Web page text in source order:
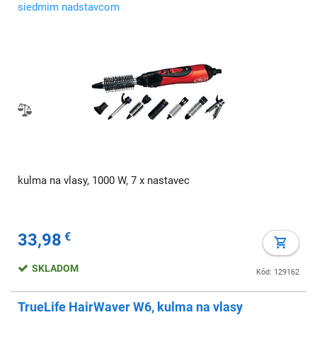
siedmim nadstavcom
kulma na vlasy, 1000 W, 7 x nastavec
33,98 €
Kód: 129162
SKLADOM
TrueLife HairWaver W6, kulma na vlasy